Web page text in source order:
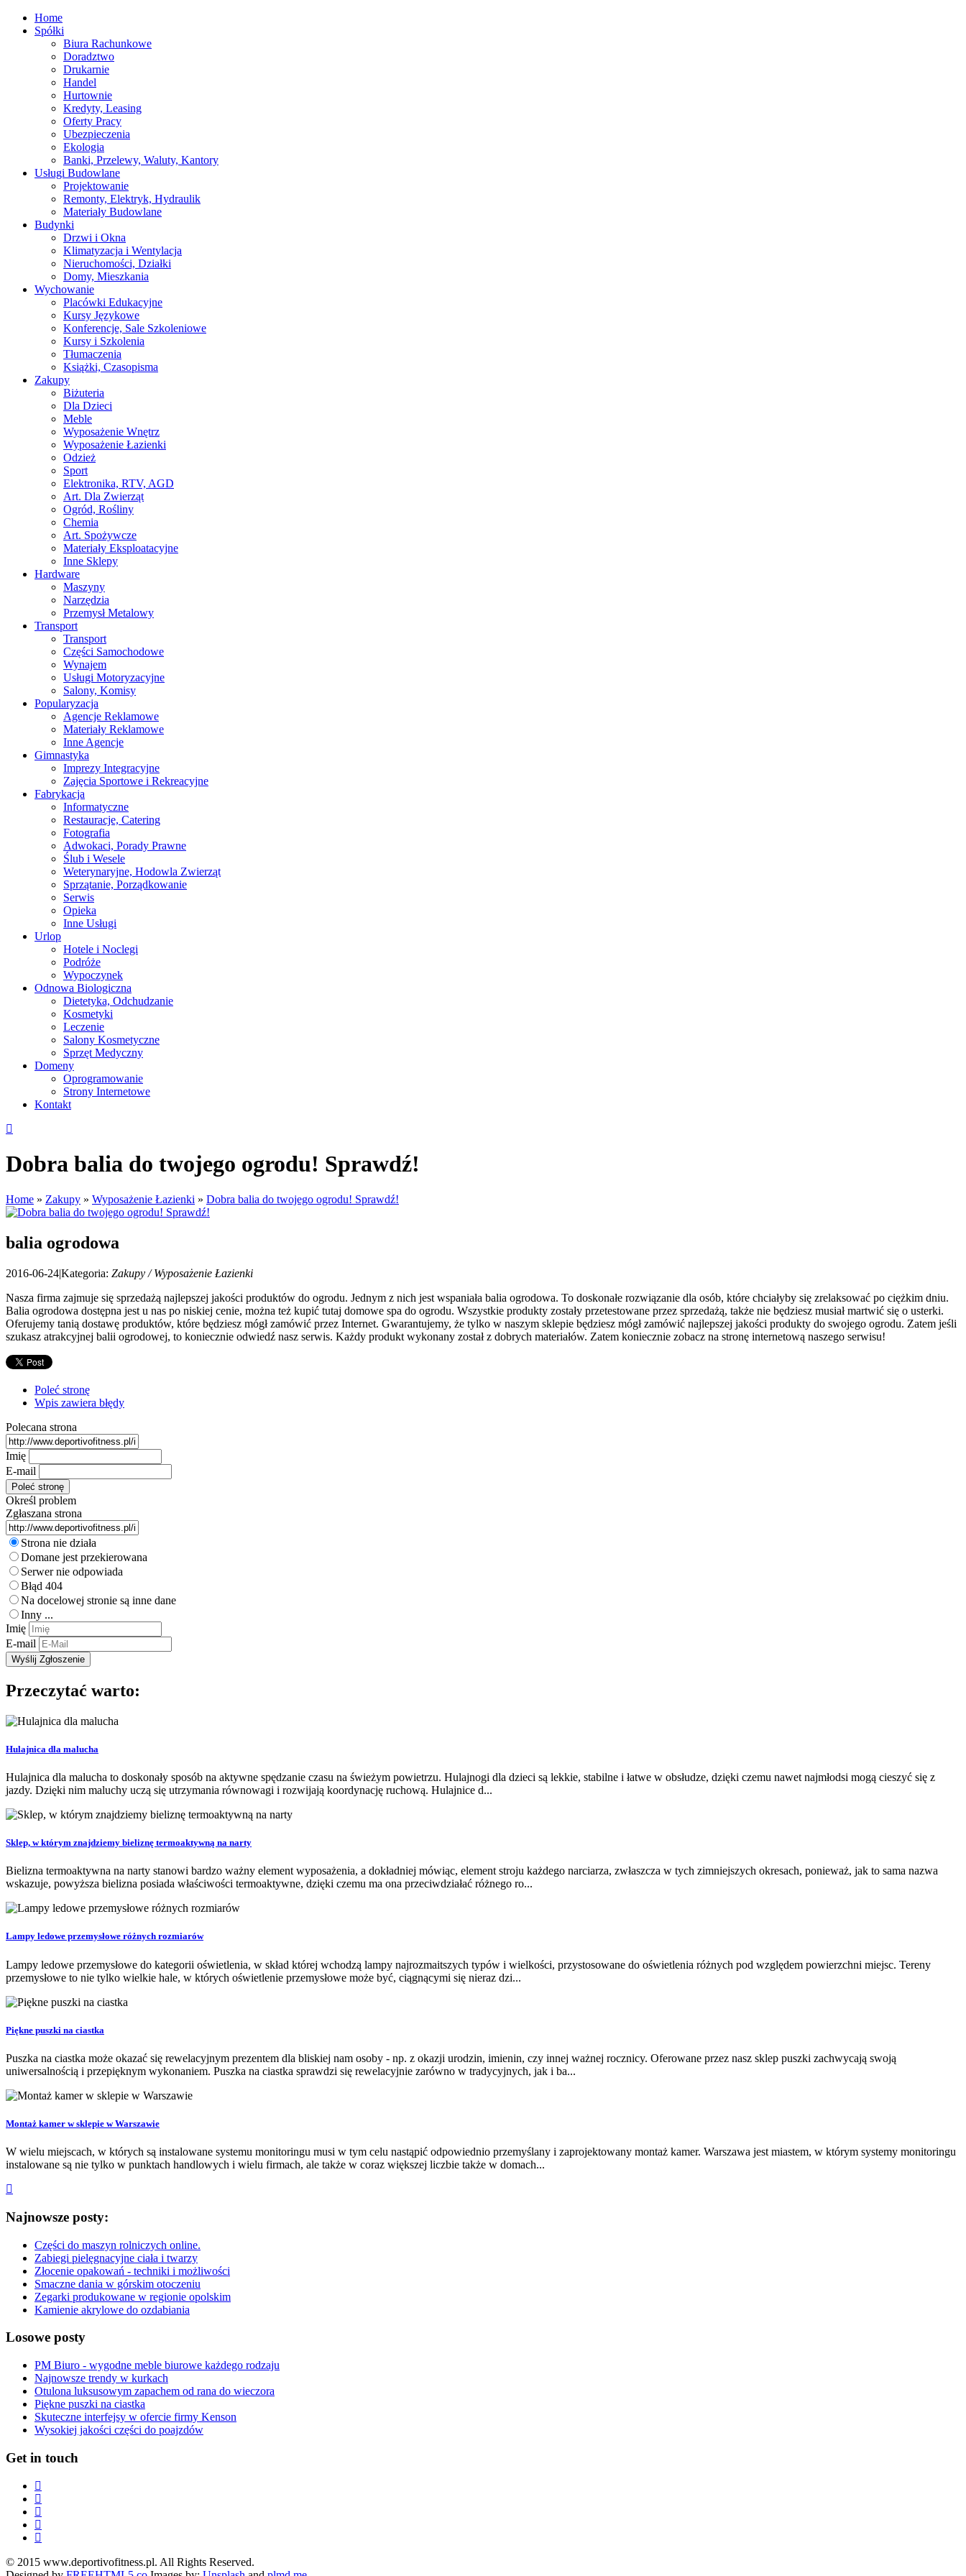
Home
Spółki
Biura Rachunkowe
Doradztwo
Drukarnie
Handel
Hurtownie
Kredyty, Leasing
Oferty Pracy
Ubezpieczenia
Ekologia
Banki, Przelewy, Waluty, Kantory
Usługi Budowlane
Projektowanie
Remonty, Elektryk, Hydraulik
Materiały Budowlane
Budynki
Drzwi i Okna
Klimatyzacja i Wentylacja
Nieruchomości, Działki
Domy, Mieszkania
Wychowanie
Placówki Edukacyjne
Kursy Językowe
Konferencje, Sale Szkoleniowe
Kursy i Szkolenia
Tłumaczenia
Książki, Czasopisma
Zakupy
Biżuteria
Dla Dzieci
Meble
Wyposażenie Wnętrz
Wyposażenie Łazienki
Odzież
Sport
Elektronika, RTV, AGD
Art. Dla Zwierząt
Ogród, Rośliny
Chemia
Art. Spożywcze
Materiały Eksploatacyjne
Inne Sklepy
Hardware
Maszyny
Narzędzia
Przemysł Metalowy
Transport
Transport
Części Samochodowe
Wynajem
Usługi Motoryzacyjne
Salony, Komisy
Popularyzacja
Agencje Reklamowe
Materiały Reklamowe
Inne Agencje
Gimnastyka
Imprezy Integracyjne
Zajęcia Sportowe i Rekreacyjne
Fabrykacja
Informatyczne
Restauracje, Catering
Fotografia
Adwokaci, Porady Prawne
Ślub i Wesele
Weterynaryjne, Hodowla Zwierząt
Sprzątanie, Porządkowanie
Serwis
Opieka
Inne Usługi
Urlop
Hotele i Noclegi
Podróże
Wypoczynek
Odnowa Biologiczna
Dietetyka, Odchudzanie
Kosmetyki
Leczenie
Salony Kosmetyczne
Sprzęt Medyczny
Domeny
Oprogramowanie
Strony Internetowe
Kontakt
Dobra balia do twojego ogrodu! Sprawdź!
Home » Zakupy » Wyposażenie Łazienki » Dobra balia do twojego ogrodu! Sprawdź!
balia ogrodowa
2016-06-24|Kategoria: Zakupy / Wyposażenie Łazienki
Nasza firma zajmuje się sprzedażą najlepszej jakości produktów do ogrodu. Jednym z nich jest wspaniała balia ogrodowa. To doskonałe rozwiązanie dla osób, które chciałyby się zrelaksować po ciężkim dniu.
Balia ogrodowa dostępna jest u nas po niskiej cenie, można też kupić tutaj domowe spa do ogrodu. Wszystkie produkty zostały przetestowane przez sprzedażą, także nie będziesz musiał martwić się o usterki.
Oferujemy tanią dostawę produktów, które będziesz mógł zamówić przez Internet. Gwarantujemy, że tylko w naszym sklepie będziesz mógł zamówić najlepszej jakości produkty do swojego ogrodu. Zatem jeśli
szukasz atrakcyjnej balii ogrodowej, to koniecznie odwiedź nasz serwis. Każdy produkt wykonany został z dobrych materiałów. Zatem koniecznie zobacz na stronę internetową naszego serwisu!
Poleć stronę
Wpis zawiera błędy
Polecana strona
Imię
E-mail
Określ problem
Zgłaszana strona
Strona nie działa
Domane jest przekierowana
Serwer nie odpowiada
Błąd 404
Na docelowej stronie są inne dane
Inny ...
Imię
E-mail
Przeczytać warto:
Hulajnica dla malucha
Hulajnica dla malucha to doskonały sposób na aktywne spędzanie czasu na świeżym powietrzu. Hulajnogi dla dzieci są lekkie, stabilne i łatwe w obsłudze, dzięki czemu nawet najmłodsi mogą cieszyć się z
jazdy. Dzięki nim maluchy uczą się utrzymania równowagi i rozwijają koordynację ruchową. Hulajnice d...
Sklep, w którym znajdziemy bieliznę termoaktywną na narty
Bielizna termoaktywna na narty stanowi bardzo ważny element wyposażenia, a dokładniej mówiąc, element stroju każdego narciarza, zwłaszcza w tych zimniejszych okresach, ponieważ, jak to sama nazwa
wskazuje, powyższa bielizna posiada właściwości termoaktywne, dzięki czemu ma ona przeciwdziałać różnego ro...
Lampy ledowe przemysłowe różnych rozmiarów
Lampy ledowe przemysłowe do kategorii oświetlenia, w skład której wchodzą lampy najrozmaitszych typów i wielkości, przystosowane do oświetlenia różnych pod względem powierzchni miejsc. Tereny
przemysłowe to nie tylko wielkie hale, w których oświetlenie przemysłowe może być, ciągnącymi się nieraz dzi...
Piękne puszki na ciastka
Puszka na ciastka może okazać się rewelacyjnym prezentem dla bliskiej nam osoby - np. z okazji urodzin, imienin, czy innej ważnej rocznicy. Oferowane przez nasz sklep puszki zachwycają swoją
uniwersalnością i przepięknym wykonaniem. Puszka na ciastka sprawdzi się rewelacyjnie zarówno w tradycyjnych, jak i ba...
Montaż kamer w sklepie w Warszawie
W wielu miejscach, w których są instalowane systemu monitoringu musi w tym celu nastąpić odpowiednio przemyślany i zaprojektowany montaż kamer. Warszawa jest miastem, w którym systemy monitoringu
instalowane są nie tylko w punktach handlowych i wielu firmach, ale także w coraz większej liczbie także w domach...
Najnowsze posty:
Części do maszyn rolniczych online.
Zabiegi pielęgnacyjne ciała i twarzy
Złocenie opakowań - techniki i możliwości
Smaczne dania w górskim otoczeniu
Zegarki produkowane w regionie opolskim
Kamienie akrylowe do ozdabiania
Losowe posty
PM Biuro - wygodne meble biurowe każdego rodzaju
Najnowsze trendy w kurkach
Otulona luksusowym zapachem od rana do wieczora
Piękne puszki na ciastka
Skuteczne interfejsy w ofercie firmy Kenson
Wysokiej jakości części do poajzdów
Get in touch
© 2015 www.deportivofitness.pl. All Rights Reserved.